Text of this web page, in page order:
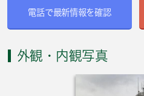
電話で最新情報を確認
外観・内観写真